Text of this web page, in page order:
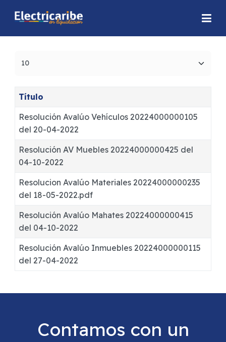
Título
Resolución Avalúo Vehículos 20224000000105
del 20-04-2022
Resolución AV Muebles 20224000000425 del
04-10-2022
Resolucion Avalúo Materiales 20224000000235
del 18-05-2022.pdf
Resolución Avalúo Mahates 20224000000415
del 04-10-2022
Resolución Avalúo Inmuebles 20224000000115
del 27-04-2022
Contamos con un